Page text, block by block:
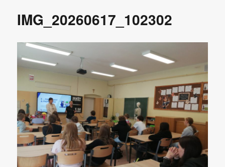
IMG_20260617_102302